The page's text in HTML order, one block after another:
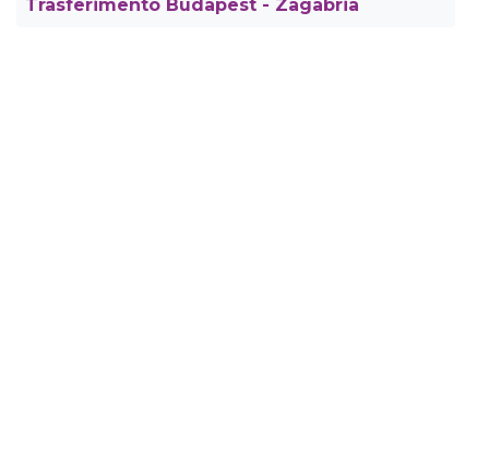
Trasferimento Budapest - Zagabria